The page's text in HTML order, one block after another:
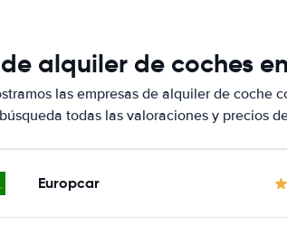
alquiler de coches
las empresas de alquiler de coche
todas las valoraciones y precios
Europcar